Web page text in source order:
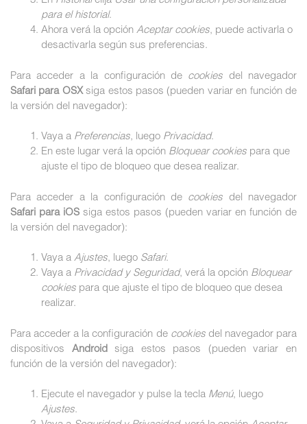
para el historial.
Ahora verá la opción Aceptar cookies, puede activarla o
desactivarla según sus preferencias.
Para acceder a la configuración de cookies del navegador
Safari para OSXsiga estos pasos (pueden variar en función de
la versión del navegador):
Vaya a Preferencias, luego Privacidad.
En este lugar verá la opción Bloquear cookies para que
ajuste el tipo de bloqueo que desea realizar.
Para acceder a la configuración de cookies del navegador
Safari para iOS siga estos pasos (pueden variar en función de
la versión del navegador):
Vaya a Ajustes, luego Safari.
Vaya a Privacidad y Seguridad, verá la opción Bloquear
cookies para que ajuste el tipo de bloqueo que desea
realizar.
Para acceder a la configuración de cookiesdel navegador para
dispositivos Android
siga estos pasos (pueden variar en
función de la versión del navegador):
Ejecute el navegador y pulse la tecla Menú, luego
Ajustes.